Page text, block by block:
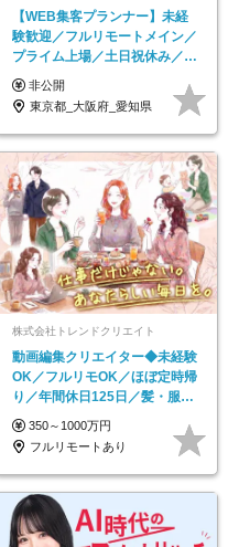
【WEB集客プランナー】未経
験歓迎／フルリモートメイン／
プライム上場／土日祝休み／東
京・大阪・名古屋
非公開
東京都_大阪府_愛知県
株式会社トレンドクリエイト
動画編集クリエイター◆未経験
OK／フルリモOK／ほぼ定時帰
り／年間休日125日／髪・服・
ネイル自由／副業OK
350～1000万円
フルリモートあり